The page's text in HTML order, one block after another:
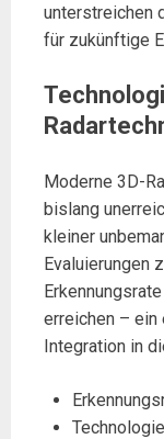
unterstreichen
für zukünftige
Moderne 3D-
bislang
kleiner
Evaluierungen
erreichen –
Integration in